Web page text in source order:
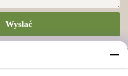
Wysłać